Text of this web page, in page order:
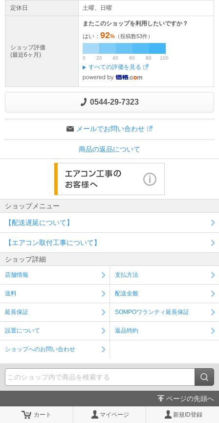
定休日 土曜、日曜
ショップ評価
(最近6ヶ月)
またこのショップを利用したいですか？
はい： 92% （投稿数53件）
0 20 40 60 80 100
すべての評価を見る
0544-29-7323
メールでお問い合わせ
商品の返品について
ショップメニュー
【配送遅延について】
【エアコン取付工事について】
ショップ詳細
店舗情報 支払方法
送料 配送全般
延長保証 SOMPOワランティ延長保証
設置について 返品特約
ショップへのお問い合わせ
ページの先頭へ
カート マイページ 新規ID登録